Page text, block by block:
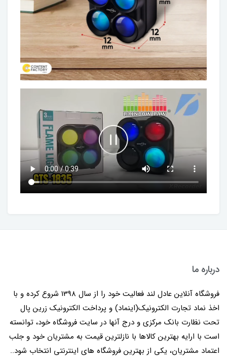
درباره ما
فروشگاه آنلاین عادل لند فعالیت خود را از سال 1398 شروع کرده و با
اخذ نماد تجارت الکترونیک(اینماد) و پرداخت الکترونیک زرین پال
تحت نظارت بانک مرکزی و درج آنها در سایت فروشگاه خود، توانسته
است با ارایه بهترین کالاها با نازلترین قیمت به مشتریان خود و جلب
اعتماد مشتریان، یکی از بهترین فروشگاه های اینترنتی انتخاب شود..